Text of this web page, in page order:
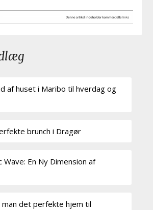
af huset i Maribo til hverdag og
brunch i Dragør
Wave: En Ny Dimension af
man det perfekte hjem til